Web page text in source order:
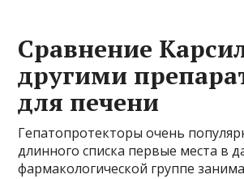
Сравнение
другими
для печени
Гепатопротекторы очень
длинного списка первые места в
фармакологической группе